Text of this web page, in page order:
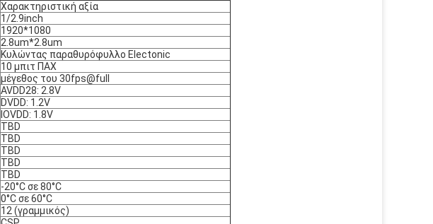
Χαρακτηριστική αξία
1/2.9inch
1920*1080
2.8um*2.8um
Κυλώντας παραθυρόφυλλο Electonic
10 μπιτ ΠΑΧ
μέγεθος του 30fps@full
AVDD28: 2.8V
DVDD: 1.2V
IOVDD: 1.8V
TBD
TBD
TBD
TBD
TBD
-20°C σε 80°C
0°C σε 60°C
12 (γραμμικός)